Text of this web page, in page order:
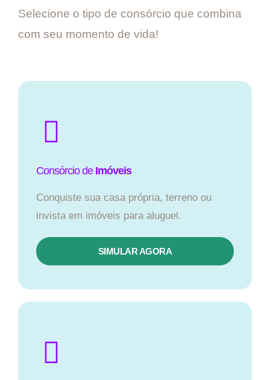
Selecione o tipo de consórcio que combina
com seu momento de vida!
Consórcio de Imóveis
Conquiste sua casa própria, terreno ou
invista em imóveis para aluguel.
SIMULAR AGORA​